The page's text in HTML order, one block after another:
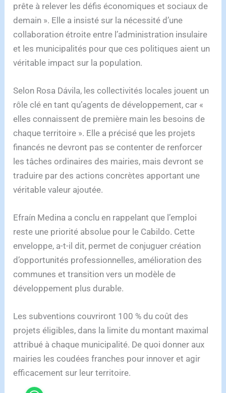
prête à relever les défis économiques et sociaux de
demain ». Elle a insisté sur la nécessité d’une
collaboration étroite entre l’administration insulaire
et les municipalités pour que ces politiques aient un
véritable impact sur la population.
Selon Rosa Dávila, les collectivités locales jouent un
rôle clé en tant qu’agents de développement, car «
elles connaissent de première main les besoins de
chaque territoire ». Elle a précisé que les projets
financés ne devront pas se contenter de renforcer
les tâches ordinaires des mairies, mais devront se
traduire par des actions concrètes apportant une
véritable valeur ajoutée.
Efraín Medina a conclu en rappelant que l’emploi
reste une priorité absolue pour le Cabildo. Cette
enveloppe, a-t-il dit, permet de conjuguer création
d’opportunités professionnelles, amélioration des
communes et transition vers un modèle de
développement plus durable.
Les subventions couvriront 100 % du coût des
projets éligibles, dans la limite du montant maximal
attribué à chaque municipalité. De quoi donner aux
mairies les coudées franches pour innover et agir
efficacement sur leur territoire.